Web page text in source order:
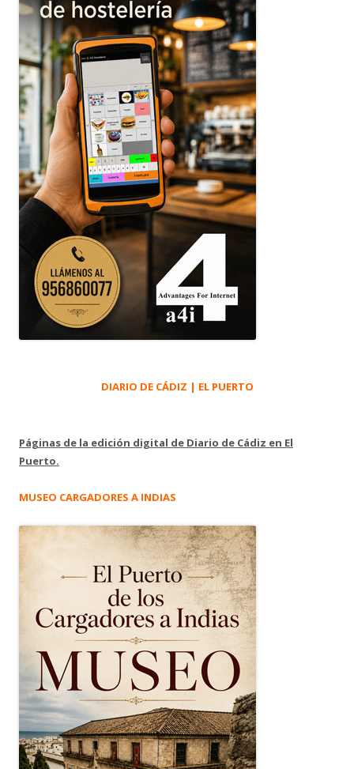
DIARIO DE CÁDIZ | EL PUERTO
Páginas de la edición digital de Diario de Cádiz en El
Puerto.
MUSEO CARGADORES A INDIAS